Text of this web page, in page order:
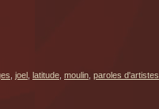
joel latitude moulin paroles d'artistes